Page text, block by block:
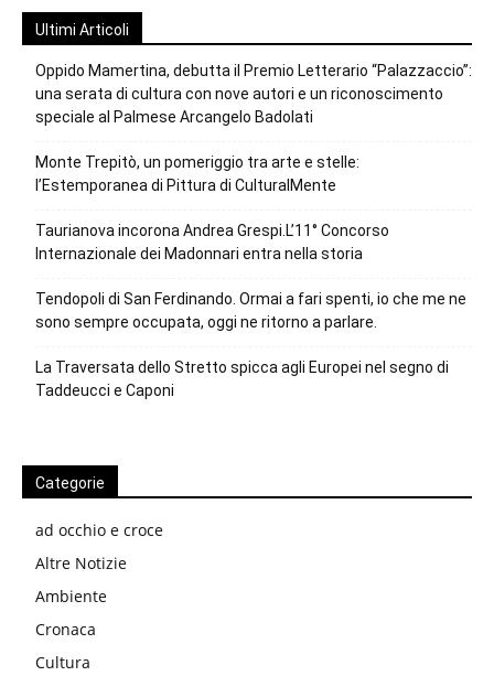
Ultimi Articoli
Oppido Mamertina, debutta il Premio Letterario “Palazzaccio”:
una serata di cultura con nove autori e un riconoscimento
speciale al Palmese Arcangelo Badolati
Monte Trepitò, un pomeriggio tra arte e stelle:
l’Estemporanea di Pittura di CulturalMente
Taurianova incorona Andrea Grespi.L’11° Concorso
Internazionale dei Madonnari entra nella storia
Tendopoli di San Ferdinando. Ormai a fari spenti, io che me ne
sono sempre occupata, oggi ne ritorno a parlare.
La Traversata dello Stretto spicca agli Europei nel segno di
Taddeucci e Caponi
Categorie
ad occhio e croce
Altre Notizie
Ambiente
Cronaca
Cultura